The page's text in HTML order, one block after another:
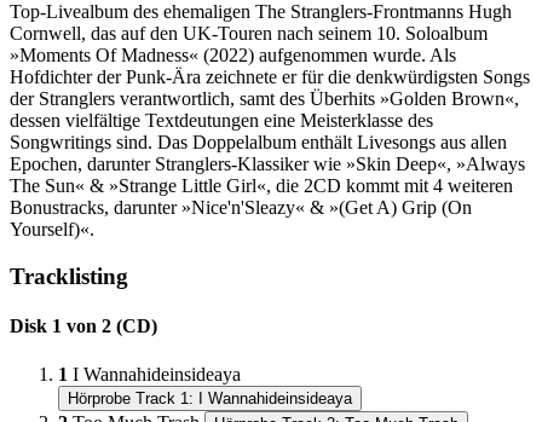
Top-Livealbum des ehemaligen The Stranglers-Frontmanns Hugh
Cornwell, das auf den UK-Touren nach seinem 10. Soloalbum
»Moments Of Madness« (2022) aufgenommen wurde. Als
Hofdichter der Punk-Ära zeichnete er für die denkwürdigsten Songs
der Stranglers verantwortlich, samt des Überhits »Golden Brown«,
dessen vielfältige Textdeutungen eine Meisterklasse des
Songwritings sind. Das Doppelalbum enthält Livesongs aus allen
Epochen, darunter Stranglers-Klassiker wie »Skin Deep«, »Always
The Sun« & »Strange Little Girl«, die 2CD kommt mit 4 weiteren
Bonustracks, darunter »Nice'n'Sleazy« & »(Get A) Grip (On
Yourself)«.
Tracklisting
Disk 1 von 2 (CD)
1 I Wannahideinsideaya
Hörprobe Track 1: I Wannahideinsideaya